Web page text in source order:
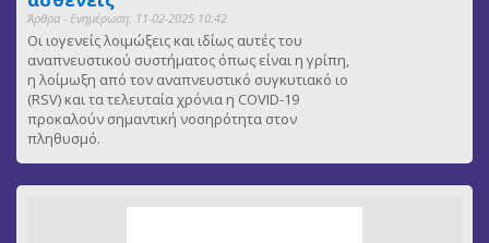
Άρθρα - Ενημέρωση: 11-02-2025 10:42
Οι ιογενείς λοιμώξεις και ιδίως αυτές του
αναπνευστικού συστήματος όπως είναι η γρίπη,
η λοίμωξη από τον αναπνευστικό συγκυτιακό ιο
(RSV) και τα τελευταία χρόνια η COVID-19
προκαλούν σημαντική νοσηρότητα στον
πληθυσμό.